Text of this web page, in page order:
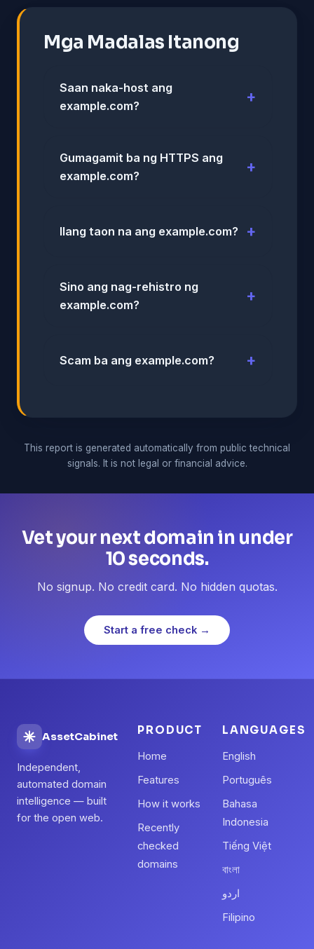
Mga Madalas Itanong
Saan naka-host ang
example.com?
Gumagamit ba ng HTTPS ang
example.com?
Ilang taon na ang example.com?
Sino ang nag-rehistro ng
example.com?
Scam ba ang example.com?
This report is generated automatically from public technical
signals. It is not legal or financial advice.
Vet your next domain in under
10 seconds.
No signup. No credit card. No hidden quotas.
Start a free check →
AssetCabinet
Independent,
automated domain
intelligence — built
for the open web.
PRODUCT
Home
Features
How it works
Recently
checked
domains
LANGUAGES
English
Português
Bahasa
Indonesia
Tiếng Việt
বাংলা
اردو
Filipino